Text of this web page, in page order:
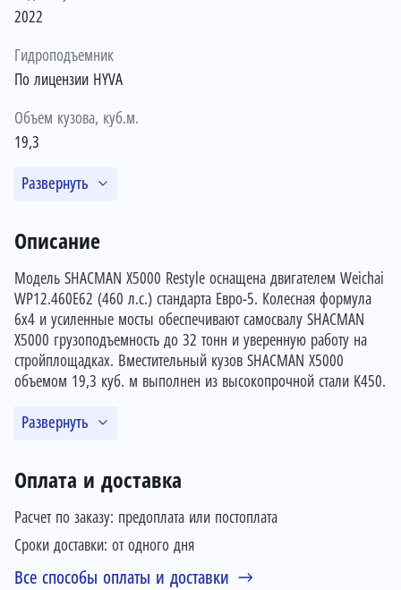
2022
Гидроподъемник
По лицензии HYVA
Объем кузова, куб.м.
19,3
Развернуть
Оплата и доставка
Расчет по заказу: предоплата или постоплата
Сроки доставки: от одного дня
Все способы оплаты и доставки
Описание
Модель SHACMAN X5000 Restyle оснащена двигателем Weichai
WP12.460E62 (460 л.с.) стандарта Евро-5. Колесная формула
6x4 и усиленные мосты обеспечивают самосвалу SHACMAN
X5000 грузоподъемность до 32 тонн и уверенную работу на
стройплощадках. Вместительный кузов SHACMAN X5000
объемом 19,3 куб. м выполнен из высокопрочной стали K450.
Развернуть